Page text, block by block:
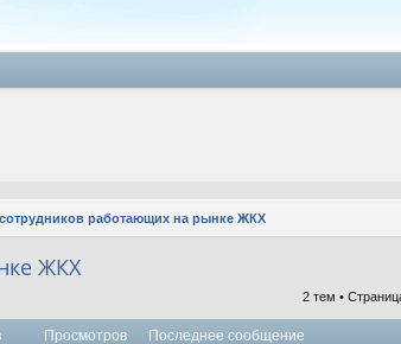
работающих на рынке ЖКХ
ЖКХ
2 тем •
Просмотров Последнее сообщение